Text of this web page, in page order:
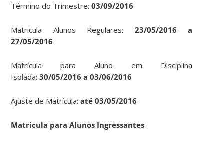
Término do Trimestre:03/09/2016
Matricula Alunos Regulares: 23/05/2016 a
27/05/2016
Matrícula para Aluno em Disciplina
Isolada:30/05/2016 a 03/06/2016
Ajuste de Matrícula: até 03/05/2016
Matricula para Alunos Ingressantes